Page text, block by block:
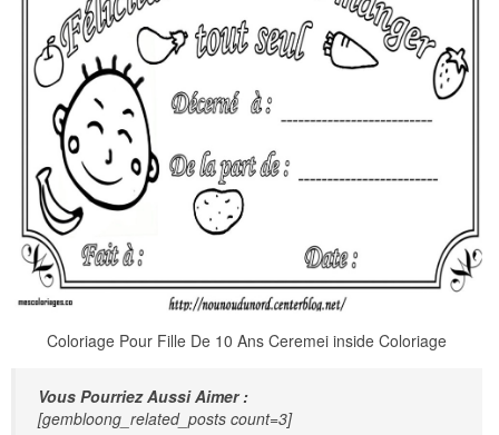
Coloriage Pour Fille De 10 Ans Ceremei inside Coloriage
Vous Pourriez Aussi Aimer :
[gembloong_related_posts count=3]